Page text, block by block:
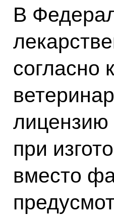
В
согласно
лицензию
при
вместо